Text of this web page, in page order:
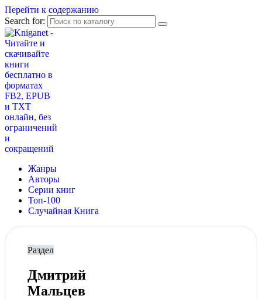
Перейти к содержанию
Search for:
Жанры
Авторы
Серии книг
Топ-100
Случайная Книга
Раздел
Дмитрий
Мальцев